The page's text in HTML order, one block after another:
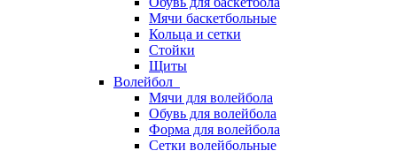
Мячи баскетбольные
Кольца и сетки
Стойки
Щиты
Волейбол
Мячи для волейбола
Обувь для волейбола
Форма для волейбола
Сетки волейбольные